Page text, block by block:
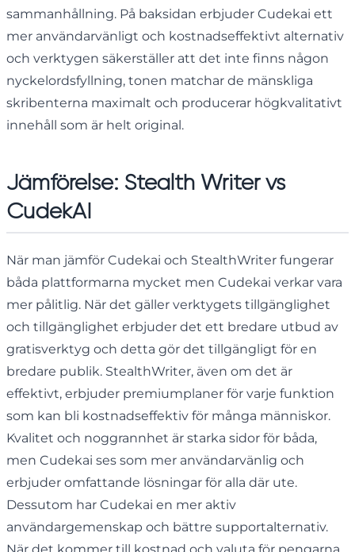
sammanhållning. På baksidan erbjuder Cudekai ett
mer användarvänligt och kostnadseffektivt alternativ
och verktygen säkerställer att det inte finns någon
nyckelordsfyllning, tonen matchar de mänskliga
skribenterna maximalt och producerar högkvalitativt
innehåll som är helt original.
Jämförelse: Stealth Writer vs
CudekAI
När man jämför Cudekai och StealthWriter fungerar
båda plattformarna mycket men Cudekai verkar vara
mer pålitlig. När det gäller verktygets tillgänglighet
och tillgänglighet erbjuder det ett bredare utbud av
gratisverktyg och detta gör det tillgängligt för en
bredare publik. StealthWriter, även om det är
effektivt, erbjuder premiumplaner för varje funktion
som kan bli kostnadseffektiv för många människor.
Kvalitet och noggrannhet är starka sidor för båda,
men Cudekai ses som mer användarvänlig och
erbjuder omfattande lösningar för alla där ute.
Dessutom har Cudekai en mer aktiv
användargemenskap och bättre supportalternativ.
När det kommer till kostnad och valuta för pengarna,